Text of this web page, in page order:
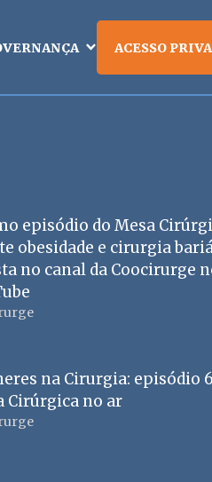
ACESSO
episódio do Mesa
obesidade e cirurgia
no canal da Coocirurge
na Cirurgia: episódio
Cirúrgica no ar